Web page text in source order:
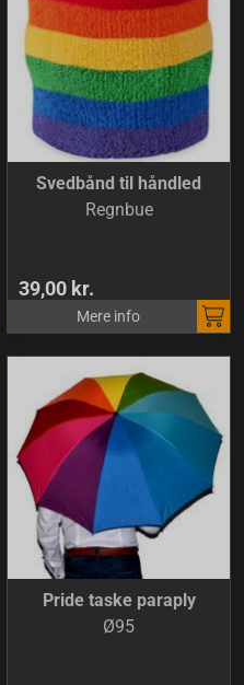
Svedbånd til håndled
Regnbue
39,00 kr.
Mere info
Pride taske paraply
Ø95